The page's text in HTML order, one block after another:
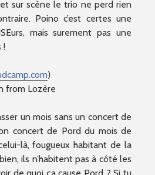
sur scène le trio ne perd rien
Poino c’est certes une
mais surement pas une
!
)
from Lozère
un mois sans un concert de
concert de Pord du mois de
là, fougueux habitant de la
ils n’habitent pas à côté les